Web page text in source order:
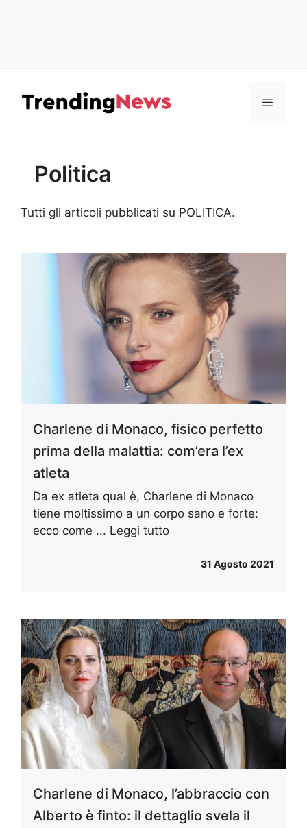
contenuto
Menu
Politica
Tutti gli articoli pubblicati su POLITICA.
Charlene di Monaco, fisico perfetto
prima della malattia: com’era l’ex
atleta
Da ex atleta qual è, Charlene di Monaco
tiene moltissimo a un corpo sano e forte:
ecco come ... Leggi tutto
31 Agosto 2021
Charlene di Monaco, l’abbraccio con
Alberto è finto: il dettaglio svela il